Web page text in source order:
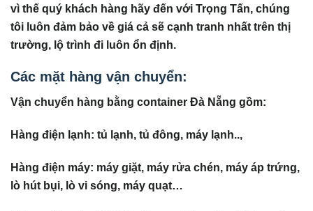
vì thế quý khách hàng hãy đến với Trọng Tấn, chúng
tôi luôn đảm bảo về giá cả sẽ cạnh tranh nhất trên thị
trường, lộ trình đi luôn ổn định.
Các mặt hàng vận chuyển:
Vận chuyển hàng bằng container Đà Nẵng gồm:
Hàng điện lạnh: tủ lạnh, tủ đông, máy lạnh..,
Hàng điện máy: máy giặt, máy rửa chén, máy áp trứng,
lò hút bụi, lò vi sóng, máy quạt…